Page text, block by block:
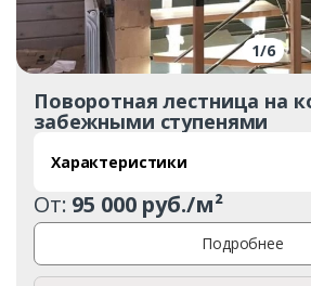
1/6
Поворотная лестница на
забежными ступенями
Характеристики
От: 95 000 руб./м²
Подробнее